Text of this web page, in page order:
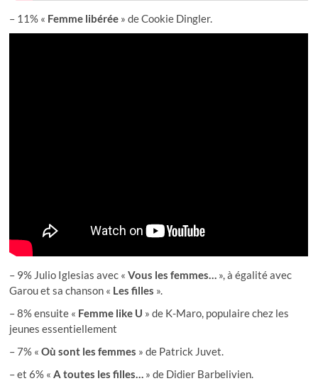
– 11% « Femme libérée » de Cookie Dingler.
– 9% Julio Iglesias avec «Vous les femmes… », à égalité avec
Garou et sa chanson « Les filles ».
– 8% ensuite « Femme like U » de K-Maro, populaire chez les
jeunes essentiellement
– 7% «Où sont les femmes » de Patrick Juvet.
– et 6% « A toutes les filles… » de Didier Barbelivien.